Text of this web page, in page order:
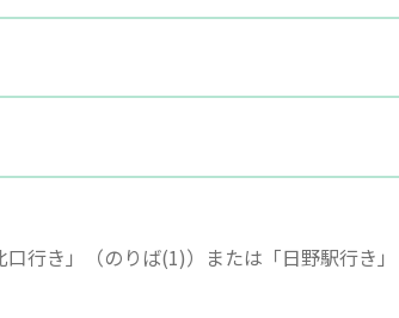
行き」（のりば(1)）または「日野駅行き